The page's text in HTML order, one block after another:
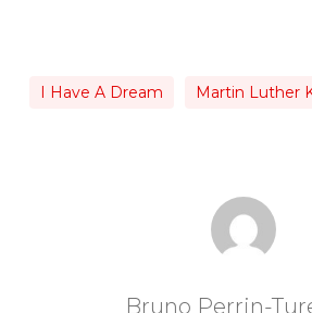
I Have A Dream Martin Luther
Bruno Perrin-